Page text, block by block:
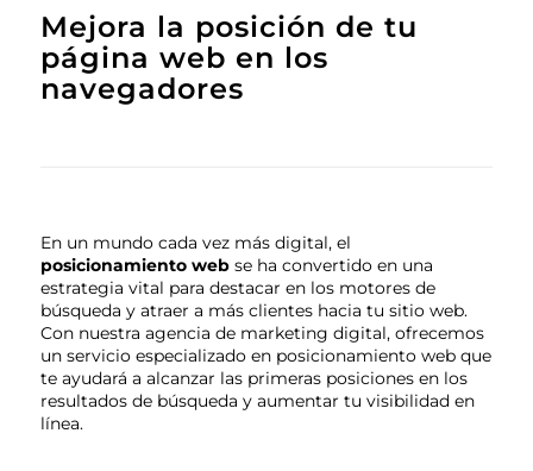
Mejora la posición de tu
página web en los
navegadores
En un mundo cada vez más digital, el
posicionamiento webse ha convertido en una
estrategia vital para destacar en los motores de
búsqueda y atraer a más clientes hacia tu sitio web.
Con nuestra agencia de marketing digital, ofrecemos
un servicio especializado en posicionamiento web que
te ayudará a alcanzar las primeras posiciones en los
resultados de búsqueda y aumentar tu visibilidad en
línea.